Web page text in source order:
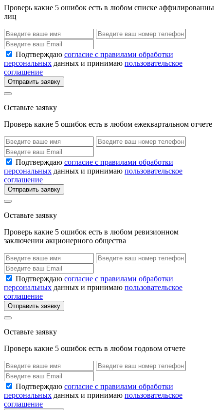
Проверь какие 5 ошибок есть в любом списке аффилированны
лиц
Подтверждаю согласие с правилами обработки
персональных данных и принимаю пользовательское
соглашение
Отправить заявку
Оставьте заявку
Проверь какие 5 ошибок есть в любом ежеквартальном отчете
Подтверждаю согласие с правилами обработки
персональных данных и принимаю пользовательское
соглашение
Отправить заявку
Оставьте заявку
Проверь какие 5 ошибок есть в любом ревизионном
заключении акционерного общества
Подтверждаю согласие с правилами обработки
персональных данных и принимаю пользовательское
соглашение
Отправить заявку
Оставьте заявку
Проверь какие 5 ошибок есть в любом годовом отчете
Подтверждаю согласие с правилами обработки
персональных данных и принимаю пользовательское
соглашение